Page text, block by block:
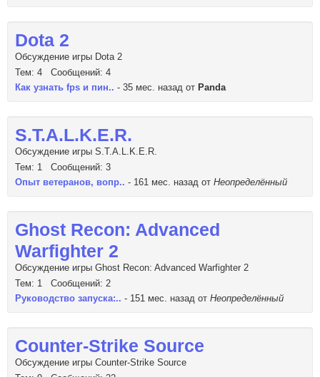
Dota 2
Обсуждение игры Dota 2
Тем: 4 Сообщений: 4
Как узнать fps и пин.. - 35 мес. назад от Panda
S.T.A.L.K.E.R.
Обсуждение игры S.T.A.L.K.E.R.
Тем: 1 Сообщений: 3
Опыт ветеранов, вопр.. - 161 мес. назад от Неопределённый
Ghost Recon: Advanced
Warfighter 2
Обсуждение игры Ghost Recon: Advanced Warfighter 2
Тем: 1 Сообщений: 2
Руководство запуска:.. - 151 мес. назад от Неопределённый
Counter-Strike Source
Обсуждение игры Counter-Strike Source